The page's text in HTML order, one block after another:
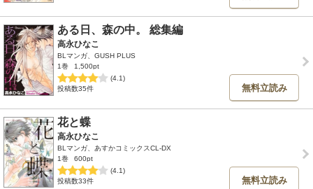
ある日、森の中。 総集編
高永ひなこ
BLマンガ、GUSH PLUS
1巻
1,500pt
(4.1)
投稿数35件
無料立読み
花と蝶
高永ひなこ
BLマンガ、あすかコミックスCL-DX
1巻
600pt
(4.1)
投稿数33件
無料立読み